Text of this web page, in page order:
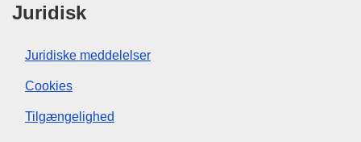
Juridisk
Juridiske meddelelser
Cookies
Tilgængelighed